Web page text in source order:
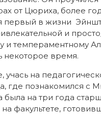
от Цюриха, более
первый в жизни
и
и темпераментному
время.
на
где познакомился с
на три года
факультете,